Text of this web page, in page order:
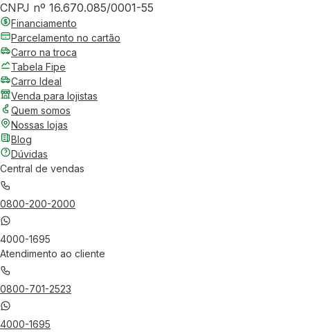
CNPJ nº 16.670.085/0001-55
Financiamento
Parcelamento no cartão
Carro na troca
Tabela Fipe
Carro Ideal
Venda para lojistas
Quem somos
Nossas lojas
Blog
Dúvidas
Central de vendas
0800-200-2000
4000-1695
Atendimento ao cliente
0800-701-2523
4000-1695